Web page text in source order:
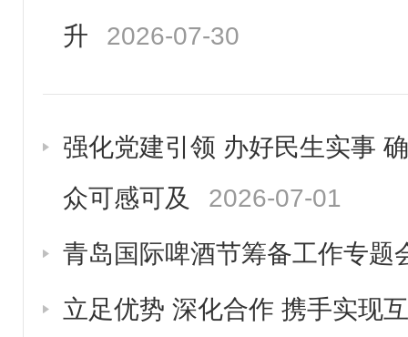
建议提案办理
公务员招考
升
2026-07-30
强化党建引领 办好民生实事
众可感可及
2026-07-01
青岛国际啤酒节筹备工作专题
立足优势 深化合作 携手实现